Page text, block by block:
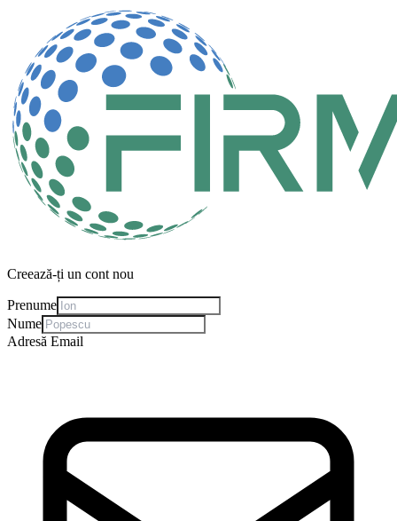
Creează-ți un cont nou
Prenume
Nume
Adresă Email